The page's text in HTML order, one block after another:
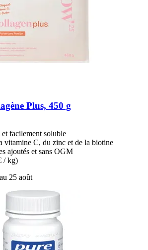
Plus, 450 g
et facilement soluble
vitamine C, du zinc et de la biotine
ajoutés et sans OGM
/ kg)
25 août